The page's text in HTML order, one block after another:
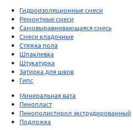
Гидроизоляционные смеси
Ремонтные смеси
Самовыравнивающаяся смесь
Смеси кладочные
Стяжка пола
Шпаклевка
Штукатурка
Затирка для швов
Гипс
Минеральная вата
Пенопласт
Пенополистирол экструдированный
Подложка